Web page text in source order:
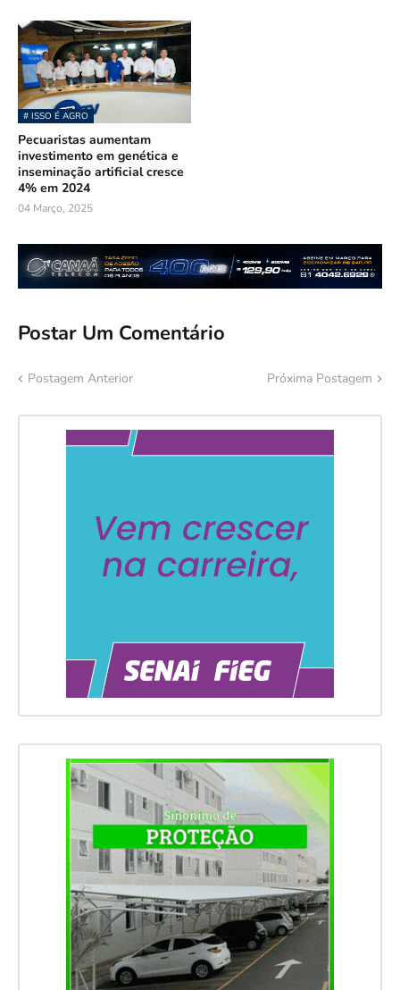
# ISSO É AGRO
Pecuaristas aumentam
investimento em genética e
inseminação artificial cresce
4% em 2024
04 Março, 2025
Postar Um Comentário
Postagem Anterior Próxima Postagem